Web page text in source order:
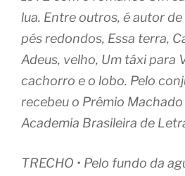
lua. Entre outros, é autor
pés redondos, Essa terra,
Adeus, velho, Um táxi para
cachorro e o lobo. Pelo
recebeu o Prêmio Machado
Academia Brasileira de
TRECHO • Pelo fundo da